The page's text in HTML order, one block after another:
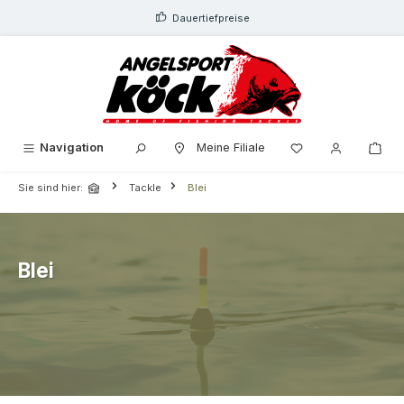
Dauertiefpreise
Navigation Meine Filiale
Sie sind hier: Tackle Blei
Blei